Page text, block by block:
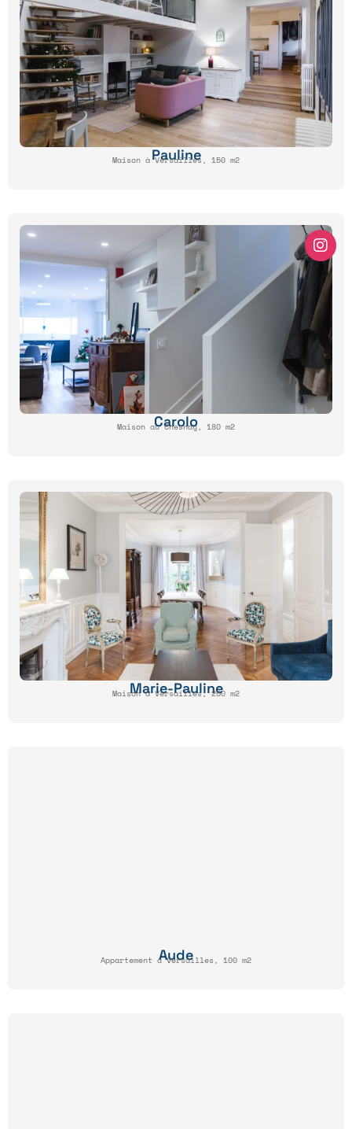
Pauline
Maison à Versailles, 150 m2
Carolo
Maison au Chesnay, 180 m2
Marie-Pauline
Maison à Versailles, 250 m2
Aude
Appartement à Versailles, 100 m2